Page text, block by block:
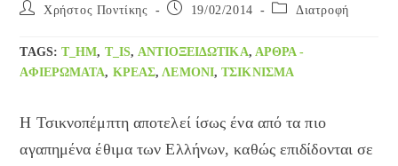
Post Χρήστος Ποντίκης
Post
19/02/2014
Post Διατροφή
TAGS:T_HM, T_IS, ΑΝΤΙΟΞΕΙΔΩΤΙΚΆ, ΑΡΘΡΑ -
ΑΦΙΕΡΏΜΑΤΑ, ΚΡΈΑΣ, ΛΕΜΌΝΙ, ΤΣΊΚΝΙΣΜΑ
Η Τσικνοπέμπτη αποτελεί ίσως ένα από τα πιο
αγαπημένα έθιμα των Ελλήνων, καθώς επιδίδονται σε